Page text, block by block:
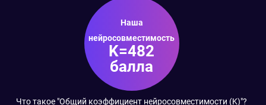
Наша
нейросовместимость
K=482
баллa
Что такое "Общий коэффициент нейросовместимости (K)"?